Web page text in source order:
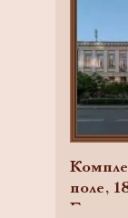
поле,